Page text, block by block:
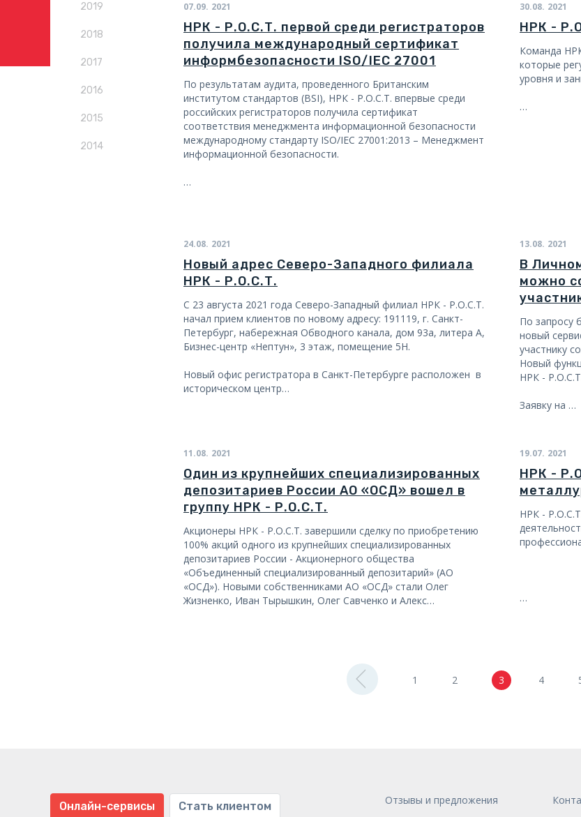
2019
2018
2017
2016
2015
2014
07.09. 2021
НРК - Р.О.С.Т. первой среди регистраторов
получила международный сертификат
информбезопасности ISO/IEC 27001
По результатам аудита, проведенного Британским
институтом стандартов (BSI), НРК - Р.О.С.Т. впервые среди
российских регистраторов получила сертификат
соответствия менеджмента информационной безопасности
международному стандарту ISO/IEC 27001:2013 – Менеджмент
информационной безопасности.
…
30.08. 2021
НРК -
Команда
которые
уровня и
…
24.08. 2021
Новый адрес Северо-Западного филиала
НРК - Р.О.С.Т.
С 23 августа 2021 года Северо-Западный филиал НРК - Р.О.С.Т.
начал прием клиентов по новому адресу: 191119, г. Санкт-
Петербург, набережная Обводного канала, дом 93а, литера А,
Бизнес-центр «Нептун», 3 этаж, помещение 5Н.
Новый офис регистратора в Санкт-Петербурге расположен в
историческом центр…
13.08. 2021
В
можно
По запросу
новый
участнику
Новый
НРК -
Заявку на …
11.08. 2021
Один из крупнейших специализированных
депозитариев России АО «ОСД» вошел в
группу НРК - Р.О.С.Т.
Акционеры НРК - Р.О.С.Т. завершили сделку по приобретению
100% акций одного из крупнейших специализированных
депозитариев России - Акционерного общества
«Объединенный специализированный депозитарий» (АО
«ОСД»). Новыми собственниками АО «ОСД» стали Олег
Жизненко, Иван Тырышкин, Олег Савченко и Алекс…
19.07. 2021
НРК -
НРК -
…
1 2 3 4
Онлайн-сервисы Стать клиентом
Отзывы и предложения